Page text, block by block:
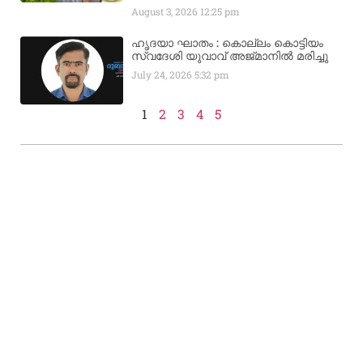
August 3, 2026 12:25 pm
ഹൃദയാ ഘാതം : കൊല്ലം കൊട്ടിയം
സ്വദേശി യുവാവ് അജ്മാനിൽ മരിച്ചു
July 24, 20265:32 pm
1 2 3 4 5